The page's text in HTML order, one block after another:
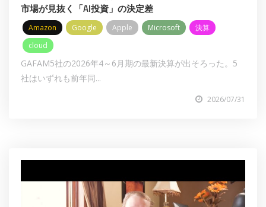
市場が見抜く「AI投資」の決定差
Amazon Google Apple Microsoft
決算
cloud
GAFAM5社の2026年4～6月期の最新決算が出そろった。5
社はいずれも前年同...
2026/07/31